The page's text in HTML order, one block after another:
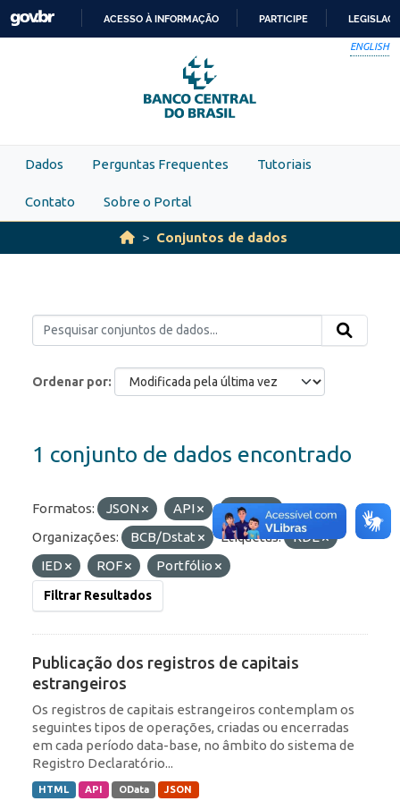
Skip to main content
PARA
O
CONTEÚDO
ACESSO À INFORMAÇÃO PARTICIPE
ENGLISH
Dados Perguntas Frequentes Tutoriais
Contato Sobre o Portal
Conjuntos de dados
Ordenar por
1 conjunto de dados encontrado
Formatos: JSON API
HTML
Organizações:
BCB/Dstat Etiquetas:
RDE
IED
ROF Portfólio
Filtrar Resultados
Publicação dos registros de capitais
estrangeiros
Os registros de capitais estrangeiros contemplam os
seguintes tipos de operações, criadas ou encerradas
em cada período data-base, no âmbito do sistema de
Registro Declaratório...
HTML API OData JSON